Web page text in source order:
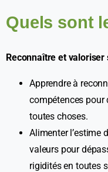
Quels sont
Reconnaître et valoriser
Apprendre à
compétences pour
toutes choses.
Alimenter l’estime
valeurs pour
rigidités en toutes